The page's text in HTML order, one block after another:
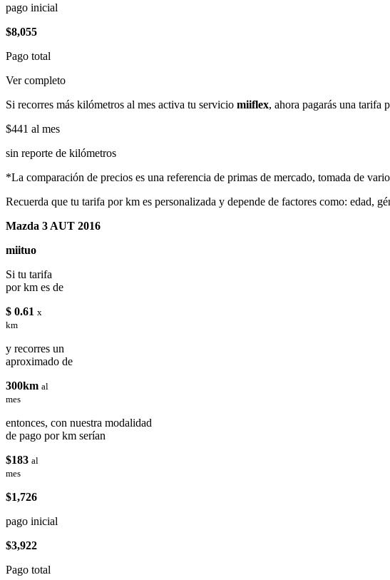
pago inicial
$8,055
Pago total
Ver completo
Si recorres más kilómetros al mes activa tu servicio miiflex, ahora pagarás una tarifa
$441 al mes
sin reporte de kilómetros
*La comparación de precios es una referencia de primas de mercado, tomada de
Recuerda que tu tarifa por km es personalizada y depende de factores como: edad,
Mazda 3 AUT 2016
miituo
Si tu tarifa
por km es de
$ 0.61 x
km
y recorres un
aproximado de
300km al
mes
entonces, con nuestra modalidad
de pago por km serían
$183 al
mes
$1,726
pago inicial
$3,922
Pago total